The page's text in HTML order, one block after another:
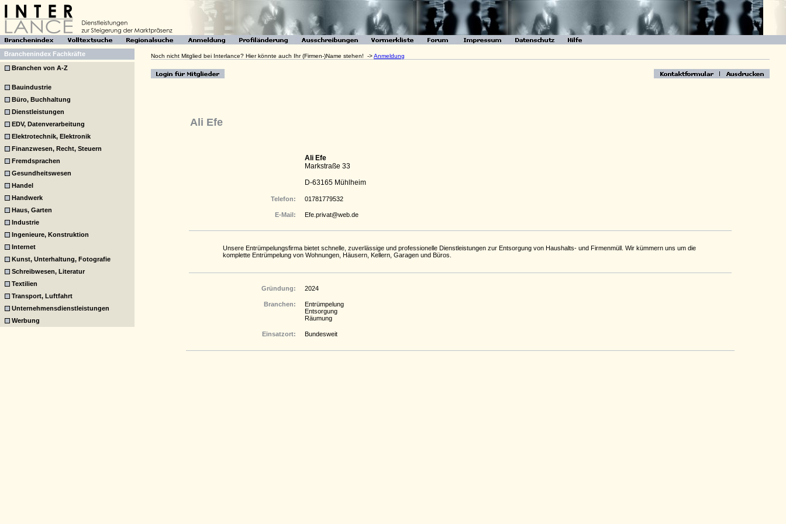
Branchenindex Fachkräfte Noch nicht Mitglied bei Interlance? Hier könnte auch Ihr (Firmen-)Name stehen! ->Anmeldung
Branchen von A-Z
Bauindustrie
Büro, Buchhaltung
Dienstleistungen
EDV, Datenverarbeitung
Elektrotechnik, Elektronik
Finanzwesen, Recht, Steuern
Fremdsprachen
Gesundheitswesen
Handel
Handwerk
Haus, Garten
Industrie
Ingenieure, Konstruktion
Internet
Kunst, Unterhaltung, Fotografie
Schreibwesen, Literatur
Textilien
Transport, Luftfahrt
Unternehmensdienstleistungen
Werbung
Ali Efe
Ali Efe
Markstraße 33
D-63165 Mühlheim
Telefon: 01781779532
E-Mail: Efe.privat@web.de
Unsere Entrümpelungsfirma bietet schnelle, zuverlässige und professionelle Dienstleistungen zur Entsorgung von Haushalts- und Firmenmüll. Wir kümmern uns um die
komplette Entrümpelung von Wohnungen, Häusern, Kellern, Garagen und Büros.
Gründung: 2024
Branchen:
Entrümpelung
Entsorgung
Räumung
Einsatzort: Bundesweit